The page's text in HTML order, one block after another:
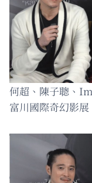
何超、陳子聰、
富川國際奇幻影展